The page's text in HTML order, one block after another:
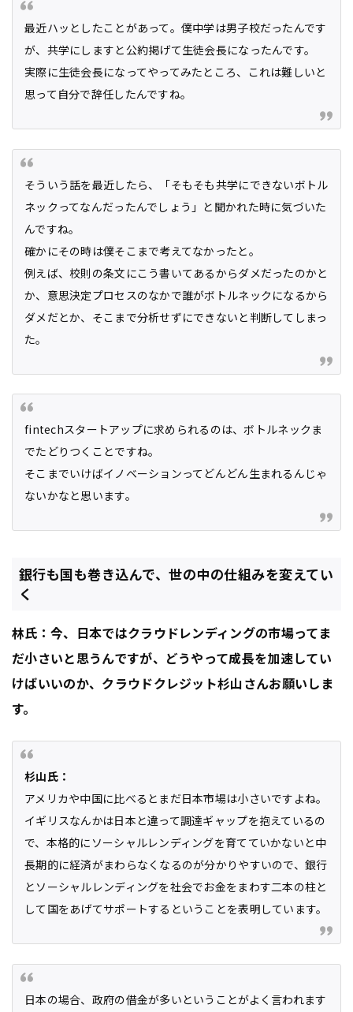
最近ハッとしたことがあって。僕中学は男子校だったんです
が、共学にしますと公約掲げて生徒会長になったんです。
実際に生徒会長になってやってみたところ、これは難しいと
思って自分で辞任したんですね。
そういう話を最近したら、「そもそも共学にできないボトル
ネックってなんだったんでしょう」と聞かれた時に気づいた
んですね。
確かにその時は僕そこまで考えてなかったと。
例えば、校則の条文にこう書いてあるからダメだったのかと
か、意思決定プロセスのなかで誰がボトルネックになるから
ダメだとか、そこまで分析せずにできないと判断してしまっ
た。
fintechスタートアップに求められるのは、ボトルネックま
でたどりつくことですね。
そこまでいけばイノベーションってどんどん生まれるんじゃ
ないかなと思います。
銀行も国も巻き込んで、世の中の仕組みを変えてい
く
林氏：今、日本ではクラウドレンディングの市場ってま
だ小さいと思うんですが、どうやって成長を加速してい
けばいいのか、クラウドクレジット杉山さんお願いしま
す。
杉山氏：
アメリカや中国に比べるとまだ日本市場は小さいですよね。
イギリスなんかは日本と違って調達ギャップを抱えているの
で、本格的にソーシャルレンディングを育てていかないと中
長期的に経済がまわらなくなるのが分かりやすいので、銀行
とソーシャルレンディングを社会でお金をまわす二本の柱と
して国をあげてサポートするということを表明しています。
日本の場合、政府の借金が多いということがよく言われます